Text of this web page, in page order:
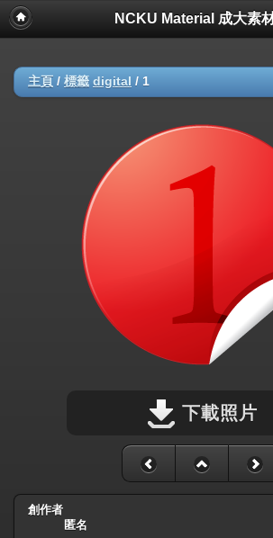
NCKU Material 成大素
主頁 / 標籤 digital / 1
下載照片
創作者
匿名